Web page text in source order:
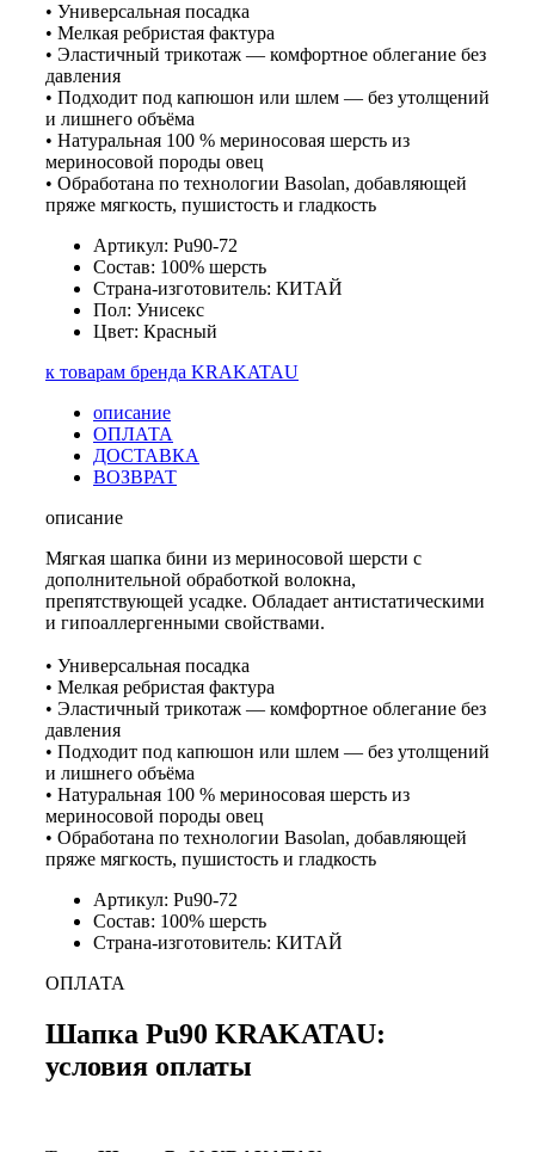
• Универсальная посадка
• Мелкая ребристая фактура
• Эластичный трикотаж — комфортное облегание без
давления
• Подходит под капюшон или шлем — без утолщений
и лишнего объёма
• Натуральная 100 % мериносовая шерсть из
мериносовой породы овец
• Обработана по технологии Basolan, добавляющей
пряже мягкость, пушистость и гладкость
Артикул: Pu90-72
Состав: 100% шерсть
Страна-изготовитель: КИТАЙ
Пол: Унисекс
Цвет: Красный
к товарам бренда KRAKATAU
описание
ОПЛАТА
ДОСТАВКА
ВОЗВРАТ
описание
Мягкая шапка бини из мериносовой шерсти с
дополнительной обработкой волокна,
препятствующей усадке. Обладает антистатическими
и гипоаллергенными свойствами.
• Универсальная посадка
• Мелкая ребристая фактура
• Эластичный трикотаж — комфортное облегание без
давления
• Подходит под капюшон или шлем — без утолщений
и лишнего объёма
• Натуральная 100 % мериносовая шерсть из
мериносовой породы овец
• Обработана по технологии Basolan, добавляющей
пряже мягкость, пушистость и гладкость
Артикул: Pu90-72
Состав: 100% шерсть
Страна-изготовитель: КИТАЙ
ОПЛАТА
Шапка Pu90 KRAKATAU:
условия оплаты